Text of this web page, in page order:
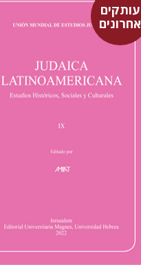
עותקים
אחרונים
סבסטיאן קלור
מרגלית בז'רנו
פולט קרשונוביץ שוסטר
פלורינדה פ.
$61